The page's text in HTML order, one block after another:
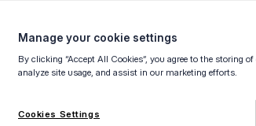
Manage your cookie settings
By clicking “Accept All Cookies”, you agree to the storing
analyze site usage, and assist in our marketing efforts.
Cookies Settings